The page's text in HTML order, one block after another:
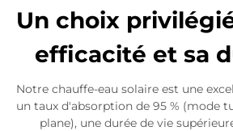
Un choix
efficacité et sa
Notre chauffe-eau solaire est une
un taux d'absorption de 95 % (mode
plane), une durée de vie